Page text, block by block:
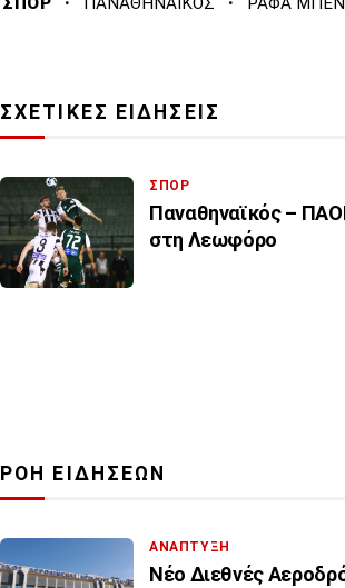
ΣΧΕΤΙΚΕΣ ΕΙΔΗΣΕΙΣ
ΣΠΟΡ
Παναθηναϊκός –
στη Λεωφόρο
ΡΟΗ ΕΙΔΗΣΕΩΝ
ΑΝΑΠΤΥΞΗ
Νέο Διεθνές